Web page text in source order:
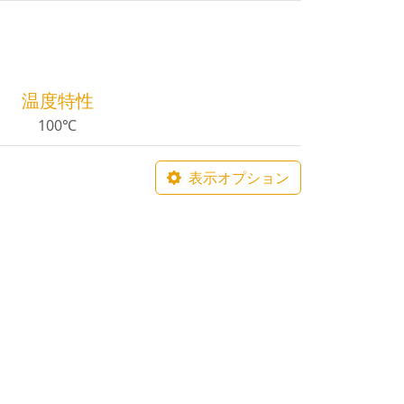
温度特性
100℃
表示オプション